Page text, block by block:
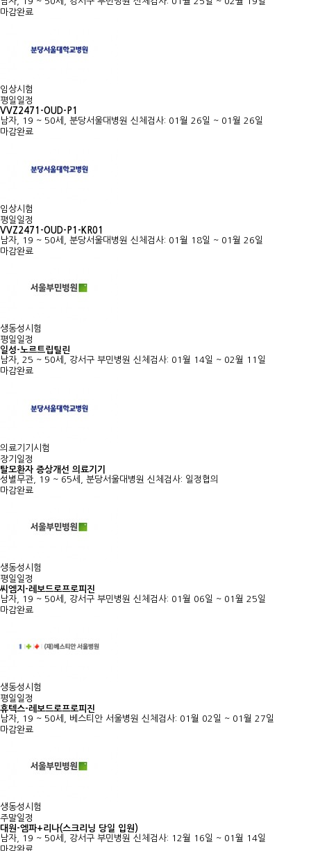
마감완료
임상시험
평일일정
VVZ2471-OUD-P1
남자, 19 ~ 50세, 분당서울대병원 신체검사: 01월 26일 ~ 01월 26일
마감완료
임상시험
평일일정
VVZ2471-OUD-P1-KR01
남자, 19 ~ 50세, 분당서울대병원 신체검사: 01월 18일 ~ 01월 26일
마감완료
생동성시험
평일일정
일성-노르트립틸린
남자, 25 ~ 50세, 강서구 부민병원 신체검사: 01월 14일 ~ 02월 11일
마감완료
의료기기시험
장기일정
탈모환자 증상개선 의료기기
성별무관, 19 ~ 65세, 분당서울대병원 신체검사: 일정협의
마감완료
생동성시험
평일일정
씨엠지-레보드로프로피진
남자, 19 ~ 50세, 강서구 부민병원 신체검사: 01월 06일 ~ 01월 25일
마감완료
생동성시험
평일일정
휴텍스-레보드로프로피진
남자, 19 ~ 50세, 베스티안 서울병원 신체검사: 01월 02일 ~ 01월 27일
마감완료
생동성시험
주말일정
대원-엠파+리나(스크리닝 당일 입원)
남자, 19 ~ 50세, 강서구 부민병원 신체검사: 12월 16일 ~ 01월 14일